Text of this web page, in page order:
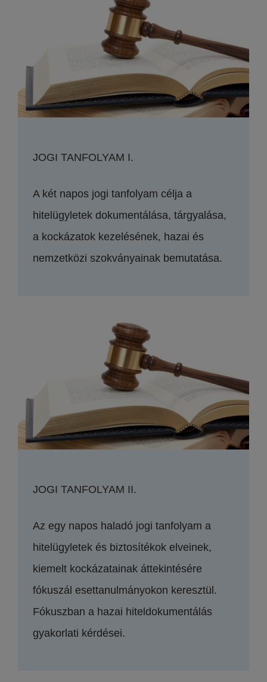
JOGI TANFOLYAM I.
A két napos jogi tanfolyam célja a
hitelügyletek dokumentálása, tárgyalása,
a kockázatok kezelésének, hazai és
nemzetközi szokványainak bemutatása.
JOGI TANFOLYAM II.
Az egy napos haladó jogi tanfolyam a
hitelügyletek és biztosítékok elveinek,
kiemelt kockázatainak áttekintésére
fókuszál esettanulmányokon keresztül.
Fókuszban a hazai hiteldokumentálás
gyakorlati kérdései.